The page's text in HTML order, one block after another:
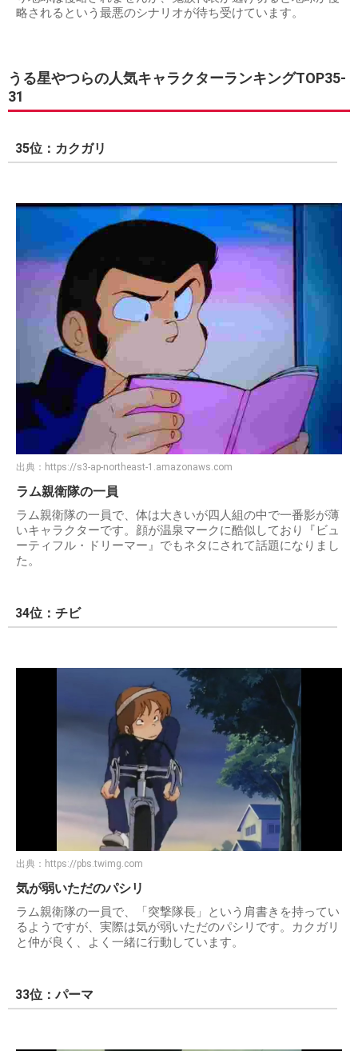
略されるという最悪のシナリオが待ち受けています。
うる星やつらの人気キャラクターランキングTOP35-
31
35位：カクガリ
出典： https://s3-ap-northeast-1.amazonaws.com
ラム親衛隊の一員
ラム親衛隊の一員で、体は大きいが四人組の中で一番影が薄
いキャラクターです。顔が温泉マークに酷似しており『ビュ
ーティフル・ドリーマー』でもネタにされて話題になりまし
た。
34位：チビ
出典： https://pbs.twimg.com
気が弱いただのパシリ
ラム親衛隊の一員で、「突撃隊長」という肩書きを持ってい
るようですが、実際は気が弱いただのパシリです。カクガリ
と仲が良く、よく一緒に行動しています。
33位：パーマ